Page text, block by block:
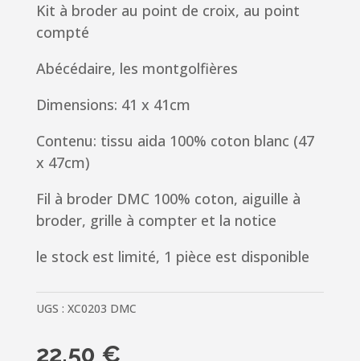
Kit à broder au point de croix, au point
compté
Abécédaire, les montgolfières
Dimensions: 41 x 41cm
Contenu: tissu aida 100% coton blanc (47
x 47cm)
Fil à broder DMC 100% coton, aiguille à
broder, grille à compter et la notice
le stock est limité, 1 pièce est disponible
UGS : XC0203 DMC
22.50 €